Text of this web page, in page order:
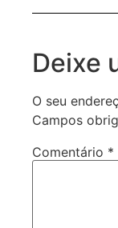
Deixe
O seu
Campos
Comentário *